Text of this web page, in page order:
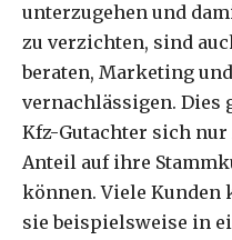
unterzugehen und
zu verzichten, sind
beraten, Marketing
vernachlässigen. Dies
Kfz-Gutachter sich
Anteil auf ihre
können. Viele Kunden
sie beispielsweise in